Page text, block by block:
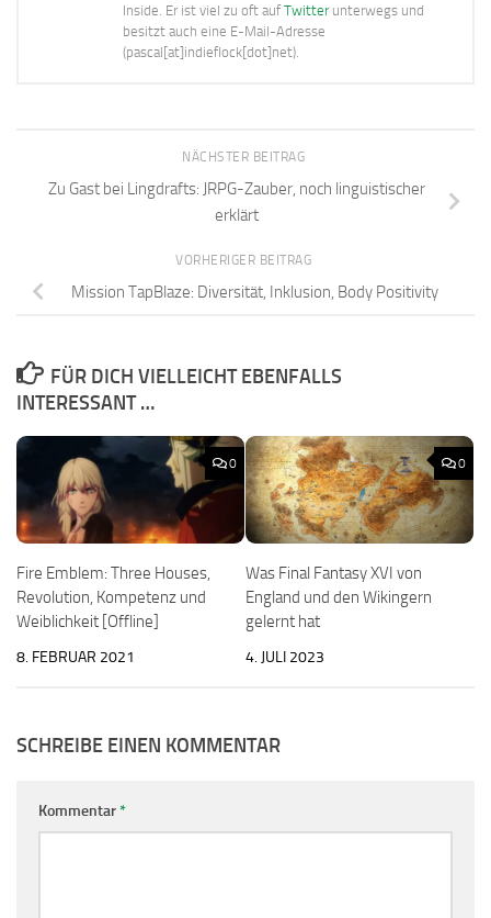
Inside. Er ist viel zu oft aufTwitterunterwegs und
besitzt auch eine E-Mail-Adresse
(pascal[at]indieflock[dot]net).
NÄCHSTER BEITRAG
Zu Gast bei Lingdrafts: JRPG-Zauber, noch linguistischer
erklärt
VORHERIGER BEITRAG
Mission TapBlaze: Diversität, Inklusion, Body Positivity
FÜR DICH VIELLEICHT EBENFALLS
INTERESSANT …
0
Fire Emblem: Three Houses,
Revolution, Kompetenz und
Weiblichkeit [Offline]
8. FEBRUAR 2021
0
Was Final Fantasy XVI von
England und den Wikingern
gelernt hat
4. JULI 2023
SCHREIBE EINEN KOMMENTAR
Kommentar*